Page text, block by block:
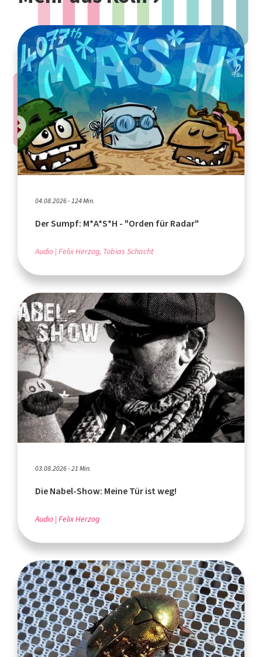
04.08.2026 - 124 Min.
Der Sumpf: M*A*S*H - "Orden für Radar"
Audio Felix Herzog, Tobias Schacht
03.08.2026 - 21 Min.
Die Nabel-Show: Meine Tür ist weg!
Audio Felix Herzog